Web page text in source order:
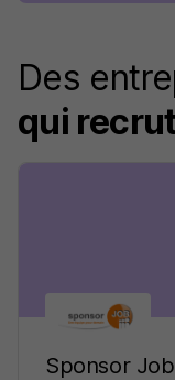
Des
qui
Sponsor